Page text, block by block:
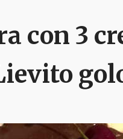
con 3